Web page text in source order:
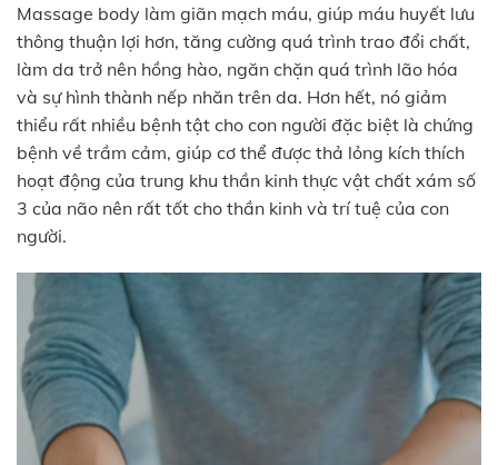
Massage body làm giãn mạch máu, giúp máu huyết lưu
thông thuận lợi hơn, tăng cường quá trình trao đổi chất,
làm da trở nên hồng hào, ngăn chặn quá trình lão hóa
và sự hình thành nếp nhăn trên da. Hơn hết, nó giảm
thiểu rất nhiều bệnh tật cho con người đặc biệt là chứng
bệnh về trầm cảm, giúp cơ thể được thả lỏng kích thích
hoạt động của trung khu thần kinh thực vật chất xám số
3 của não nên rất tốt cho thần kinh và trí tuệ của con
người.